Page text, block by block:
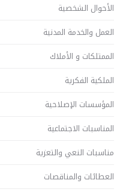
الأحوال الشخصية
العمل والخدمة المدنية
الممتلكات و الأملاك
الملكية الفكرية
المؤسسات الإصلاحية
المناسبات الاجتماعية
مناسبات النعي والتعزية
العطائات والمناقصات